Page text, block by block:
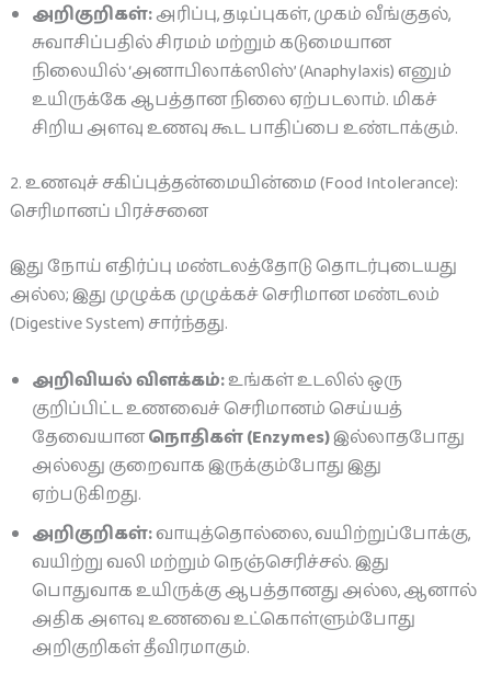
அறிகுறிகள்:அரிப்பு, தடிப்புகள், முகம் வீங்குதல்,
சுவாசிப்பதில் சிரமம் மற்றும் கடுமையான
நிலையில் ‘அனாபிலாக்ஸிஸ்’ (Anaphylaxis) எனும்
உயிருக்கே ஆபத்தான நிலை ஏற்படலாம். மிகச்
சிறிய அளவு உணவு கூட பாதிப்பை உண்டாக்கும்.
2. உணவுச் சகிப்புத்தன்மையின்மை (Food Intolerance):
செரிமானப் பிரச்சனை
இது நோய் எதிர்ப்பு மண்டலத்தோடு தொடர்புடையது
அல்ல; இது முழுக்க முழுக்கச் செரிமான மண்டலம்
(Digestive System) சார்ந்தது.
அறிவியல் விளக்கம்:உங்கள் உடலில் ஒரு
குறிப்பிட்ட உணவைச் செரிமானம் செய்யத்
தேவையானநொதிகள் (Enzymes)இல்லாதபோது
அல்லது குறைவாக இருக்கும்போது இது
ஏற்படுகிறது.
அறிகுறிகள்:வாயுத்தொல்லை, வயிற்றுப்போக்கு,
வயிற்று வலி மற்றும் நெஞ்செரிச்சல். இது
பொதுவாக உயிருக்கு ஆபத்தானது அல்ல, ஆனால்
அதிக அளவு உணவை உட்கொள்ளும்போது
அறிகுறிகள் தீவிரமாகும்.